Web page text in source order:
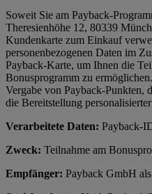
Soweit Sie am Payback-
Theresienhöhe 12, 80339
Kundenkarte zum Einkauf
personenbezogenen Daten im
Payback-Karte, um Ihnen die
Bonusprogramm zu
Vergabe von Payback-Punkten,
die Bereitstellung
Verarbeitete Daten: Payback-
Zweck: Teilnahme am
Empfänger: Payback GmbH